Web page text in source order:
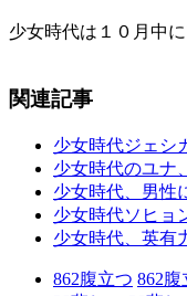
少女時代は１０月中
関連記事
少女時代ジェシ
少女時代のユナ
少女時代、男性
少女時代ソヒョ
少女時代、英有
862腹立つ 862腹